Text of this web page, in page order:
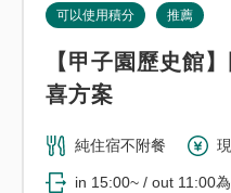
可以使用積分 推薦
【甲子園歷史館
喜方案
純住宿不附餐
in 15:00~ / out 11:00